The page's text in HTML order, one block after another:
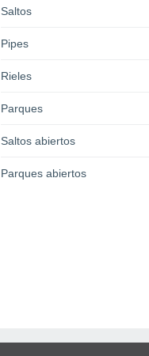
Saltos
Pipes
Rieles
Parques
Saltos abiertos
Parques abiertos